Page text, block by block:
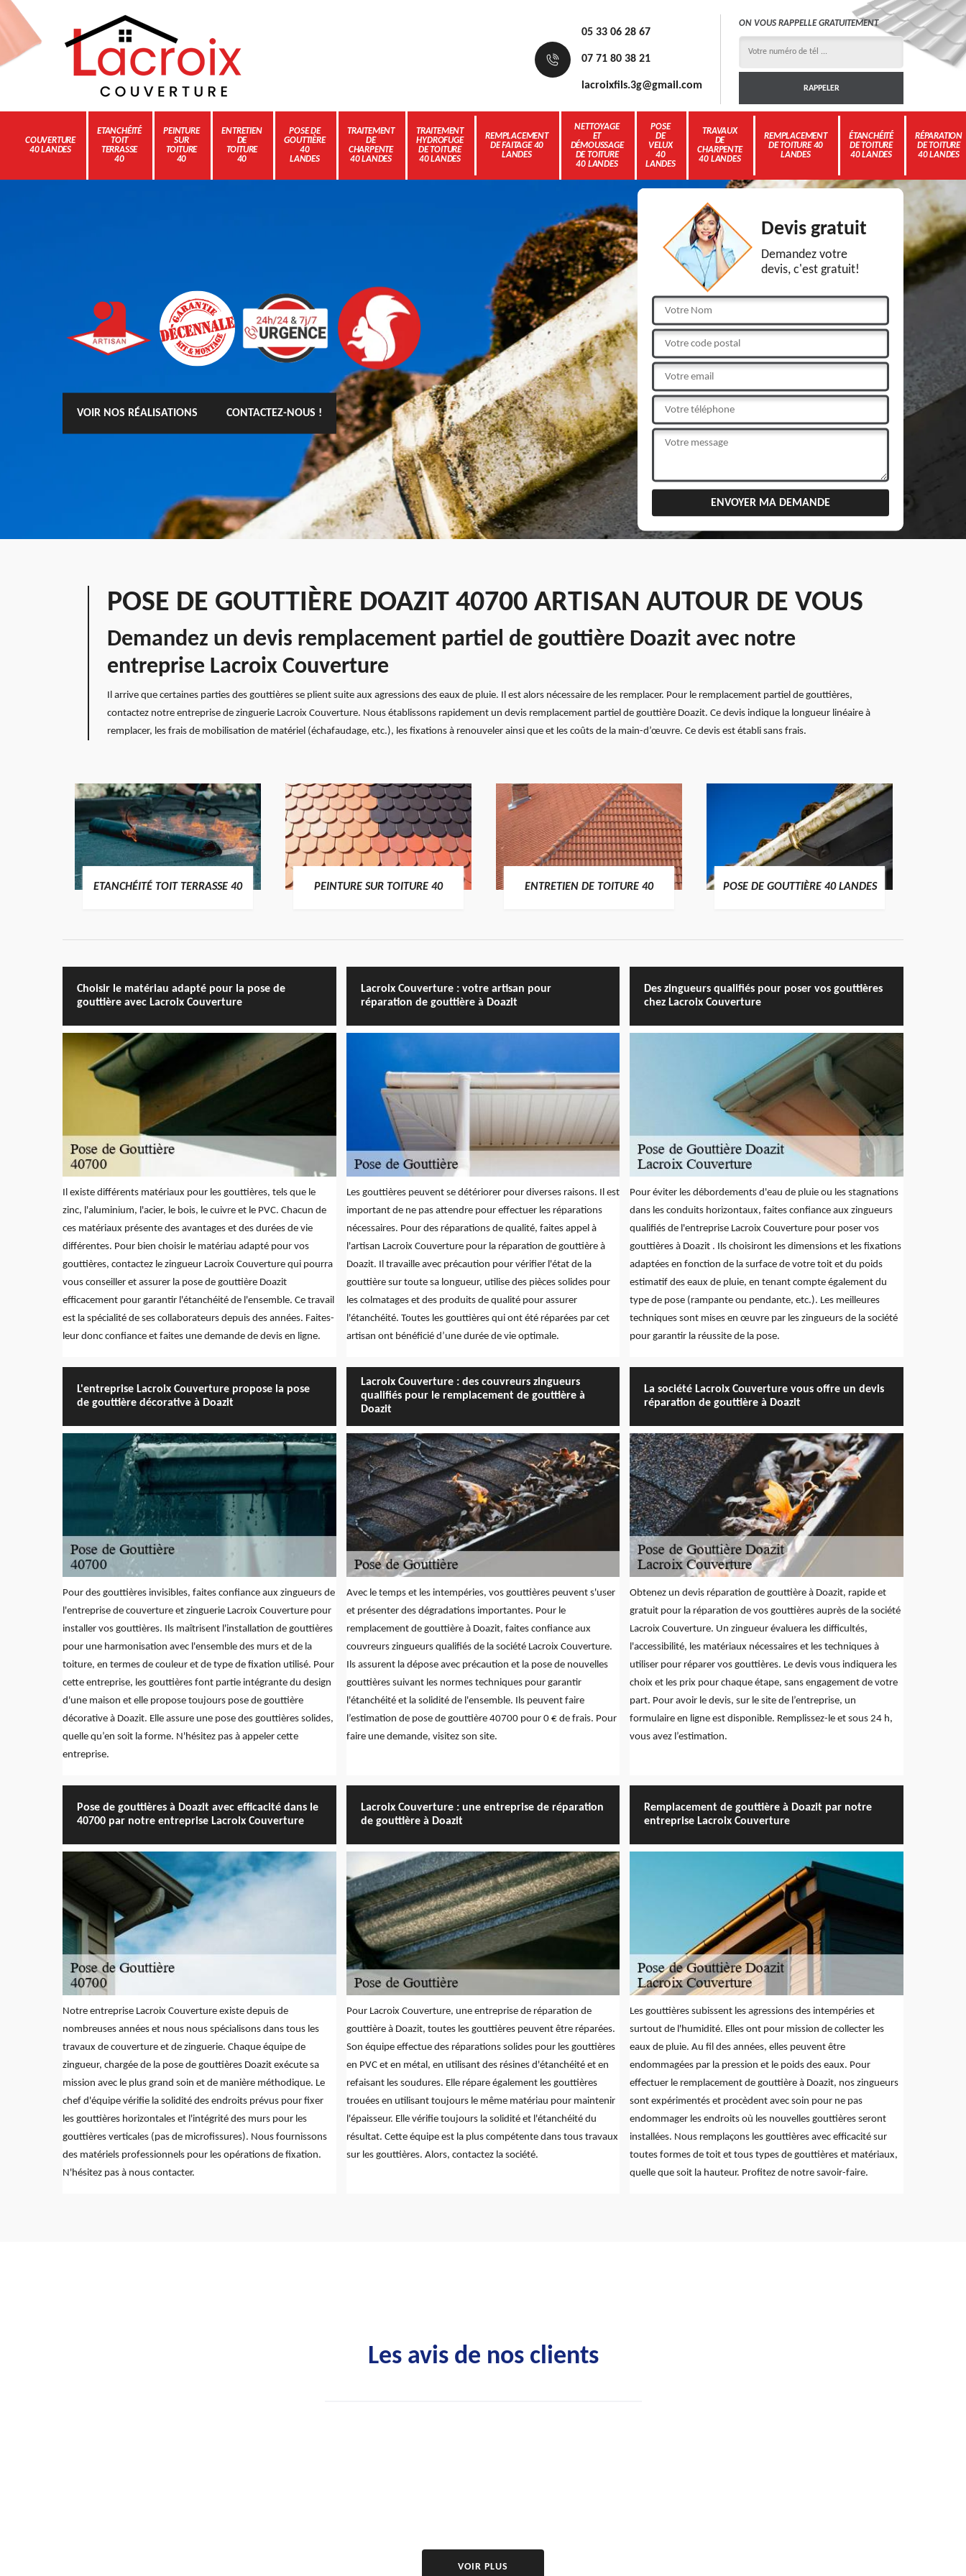
05 33 06 28 67
07 71 80 38 21
lacroixfils.3g@gmail.com
ON VOUS RAPPELLE GRATUITEMENT
COUVERTURE
40 LANDES
ETANCHÉITÉ
TOIT
TERRASSE
40
PEINTURE
SUR
TOITURE
40
ENTRETIEN
DE
TOITURE
40
POSE DE
GOUTTIÈRE
40
LANDES
TRAITEMENT
DE
CHARPENTE
40 LANDES
TRAITEMENT
HYDROFUGE
DE TOITURE
40 LANDES
REMPLACEMENT
DE FAITAGE 40
LANDES
NETTOYAGE
ET
DÉMOUSSAGE
DE TOITURE
40 LANDES
POSE
DE
VELUX
40
LANDES
TRAVAUX
DE
CHARPENTE
40 LANDES
REMPLACEMENT
DE TOITURE 40
LANDES
ÉTANCHÉITÉ
DE TOITURE
40 LANDES
RÉPARATION
DE TOITURE
40 LANDES
VOIR NOS RÉALISATIONS CONTACTEZ-NOUS !
Devis gratuit
Demandez votre
devis, c'est gratuit!
POSE DE GOUTTIÈRE DOAZIT 40700 ARTISAN AUTOUR DE VOUS
Demandez un devis remplacement partiel de gouttière Doazit avec notre
entreprise Lacroix Couverture
Il arrive que certaines parties des gouttières se plient suite aux agressions des eaux de pluie. Il est alors nécessaire de les remplacer. Pour le remplacement partiel de gouttières,
contactez notre entreprise de zinguerie Lacroix Couverture. Nous établissons rapidement un devis remplacement partiel de gouttière Doazit. Ce devis indique la longueur linéaire à
remplacer, les frais de mobilisation de matériel (échafaudage, etc.), les fixations à renouveler ainsi que et les coûts de la main-d’œuvre. Ce devis est établi sans frais.
ETANCHÉITÉ TOIT TERRASSE 40 PEINTURE SUR TOITURE 40 ENTRETIEN DE TOITURE 40 POSE DE GOUTTIÈRE 40 LANDES
Choisir le matériau adapté pour la pose de
gouttière avec Lacroix Couverture
Il existe différents matériaux pour les gouttières, tels que le
zinc, l'aluminium, l'acier, le bois, le cuivre et le PVC. Chacun de
ces matériaux présente des avantages et des durées de vie
différentes. Pour bien choisir le matériau adapté pour vos
gouttières, contactez le zingueur Lacroix Couverture qui pourra
vous conseiller et assurer la pose de gouttière Doazit
efficacement pour garantir l'étanchéité de l'ensemble. Ce travail
est la spécialité de ses collaborateurs depuis des années. Faites-
leur donc confiance et faites une demande de devis en ligne.
Lacroix Couverture : votre artisan pour
réparation de gouttière à Doazit
Les gouttières peuvent se détériorer pour diverses raisons. Il est
important de ne pas attendre pour effectuer les réparations
nécessaires. Pour des réparations de qualité, faites appel à
l'artisan Lacroix Couverture pour la réparation de gouttière à
Doazit. Il travaille avec précaution pour vérifier l'état de la
gouttière sur toute sa longueur, utilise des pièces solides pour
les colmatages et des produits de qualité pour assurer
l'étanchéité. Toutes les gouttières qui ont été réparées par cet
artisan ont bénéficié d’une durée de vie optimale.
Des zingueurs qualifiés pour poser vos gouttières
chez Lacroix Couverture
Pour éviter les débordements d'eau de pluie ou les stagnations
dans les conduits horizontaux, faites confiance aux zingueurs
qualifiés de l'entreprise Lacroix Couverture pour poser vos
gouttières à Doazit . Ils choisiront les dimensions et les fixations
adaptées en fonction de la surface de votre toit et du poids
estimatif des eaux de pluie, en tenant compte également du
type de pose (rampante ou pendante, etc.). Les meilleures
techniques sont mises en œuvre par les zingueurs de la société
pour garantir la réussite de la pose.
L'entreprise Lacroix Couverture propose la pose
de gouttière décorative à Doazit
Pour des gouttières invisibles, faites confiance aux zingueurs de
l'entreprise de couverture et zinguerie Lacroix Couverture pour
installer vos gouttières. Ils maîtrisent l'installation de gouttières
pour une harmonisation avec l'ensemble des murs et de la
toiture, en termes de couleur et de type de fixation utilisé. Pour
cette entreprise, les gouttières font partie intégrante du design
d'une maison et elle propose toujours pose de gouttière
décorative à Doazit. Elle assure une pose des gouttières solides,
quelle qu’en soit la forme. N'hésitez pas à appeler cette
entreprise.
Lacroix Couverture : des couvreurs zingueurs
qualifiés pour le remplacement de gouttière à
Doazit
Avec le temps et les intempéries, vos gouttières peuvent s'user
et présenter des dégradations importantes. Pour le
remplacement de gouttière à Doazit, faites confiance aux
couvreurs zingueurs qualifiés de la société Lacroix Couverture.
Ils assurent la dépose avec précaution et la pose de nouvelles
gouttières suivant les normes techniques pour garantir
l'étanchéité et la solidité de l'ensemble. Ils peuvent faire
l’estimation de pose de gouttière 40700 pour 0 € de frais. Pour
faire une demande, visitez son site.
La société Lacroix Couverture vous offre un devis
réparation de gouttière à Doazit
Obtenez un devis réparation de gouttière à Doazit, rapide et
gratuit pour la réparation de vos gouttières auprès de la société
Lacroix Couverture. Un zingueur évaluera les difficultés,
l'accessibilité, les matériaux nécessaires et les techniques à
utiliser pour réparer vos gouttières. Le devis vous indiquera les
choix et les prix pour chaque étape, sans engagement de votre
part. Pour avoir le devis, sur le site de l’entreprise, un
formulaire en ligne est disponible. Remplissez-le et sous 24 h,
vous avez l’estimation.
Pose de gouttières à Doazit avec efficacité dans le
40700 par notre entreprise Lacroix Couverture
Notre entreprise Lacroix Couverture existe depuis de
nombreuses années et nous nous spécialisons dans tous les
travaux de couverture et de zinguerie. Chaque équipe de
zingueur, chargée de la pose de gouttières Doazit exécute sa
mission avec le plus grand soin et de manière méthodique. Le
chef d'équipe vérifie la solidité des endroits prévus pour fixer
les gouttières horizontales et l'intégrité des murs pour les
gouttières verticales (pas de microfissures). Nous fournissons
des matériels professionnels pour les opérations de fixation.
N'hésitez pas à nous contacter.
Lacroix Couverture : une entreprise de réparation
de gouttière à Doazit
Pour Lacroix Couverture, une entreprise de réparation de
gouttière à Doazit, toutes les gouttières peuvent être réparées.
Son équipe effectue des réparations solides pour les gouttières
en PVC et en métal, en utilisant des résines d'étanchéité et en
refaisant les soudures. Elle répare également les gouttières
trouées en utilisant toujours le même matériau pour maintenir
l'épaisseur. Elle vérifie toujours la solidité et l'étanchéité du
résultat. Cette équipe est la plus compétente dans tous travaux
sur les gouttières. Alors, contactez la société.
Remplacement de gouttière à Doazit par notre
entreprise Lacroix Couverture
Les gouttières subissent les agressions des intempéries et
surtout de l'humidité. Elles ont pour mission de collecter les
eaux de pluie. Au fil des années, elles peuvent être
endommagées par la pression et le poids des eaux. Pour
effectuer le remplacement de gouttière à Doazit, nos zingueurs
sont expérimentés et procèdent avec soin pour ne pas
endommager les endroits où les nouvelles gouttières seront
installées. Nous remplaçons les gouttières avec efficacité sur
toutes formes de toit et tous types de gouttières et matériaux,
quelle que soit la hauteur. Profitez de notre savoir-faire.
Les avis de nos clients
VOIR PLUS